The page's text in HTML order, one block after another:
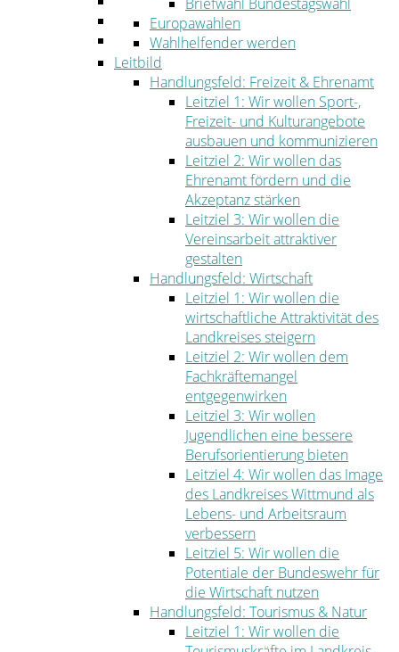
Umwelt
Ordnung
Europawahlen
Wahlhelfender werden
Leitbild
Handlungsfeld: Freizeit & Ehrenamt
Leitziel 1: Wir wollen Sport-,
Freizeit- und Kulturangebote
ausbauen und kommunizieren
Leitziel 2: Wir wollen das
Ehrenamt fördern und die
Akzeptanz stärken
Leitziel 3: Wir wollen die
Vereinsarbeit attraktiver
gestalten
Handlungsfeld: Wirtschaft
Leitziel 1: Wir wollen die
wirtschaftliche Attraktivität des
Landkreises steigern
Leitziel 2: Wir wollen dem
Fachkräftemangel
entgegenwirken
Leitziel 3: Wir wollen
Jugendlichen eine bessere
Berufsorientierung bieten
Leitziel 4: Wir wollen das Image
des Landkreises Wittmund als
Lebens- und Arbeitsraum
verbessern
Leitziel 5: Wir wollen die
Potentiale der Bundeswehr für
die Wirtschaft nutzen
Handlungsfeld: Tourismus & Natur
Leitziel 1: Wir wollen die